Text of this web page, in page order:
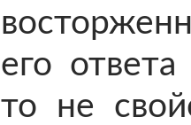
его
то не